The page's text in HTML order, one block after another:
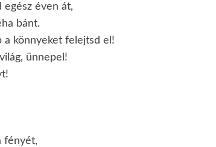
egész éven át,
bánt.
a könnyeket felejtsd el!
ünnepel!
fényét,